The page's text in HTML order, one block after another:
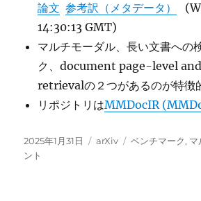
論文 参考訳（メタデータ）
14:30:13 GMT)
マルチモーダル、長い文書への
ク、document page-level
retrievalの２つがあるのが特徴
リポジトリはMMDocIR
投
稿
2025年1月31日
カ
arXiv
タ
ベンチマーク, マ
ント